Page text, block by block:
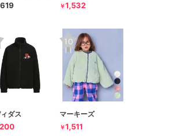
￥1,532
ダス マーキーズ
￥1,511